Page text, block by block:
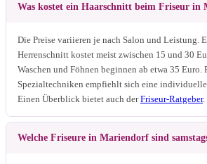
Was kostet ein Haarschnitt beim Friseur in
Die Preise variieren je nach Salon und Leistung.
Herrenschnitt kostet meist zwischen 15 und 30
Waschen und Föhnen beginnen ab etwa 35
Spezialtechniken empfiehlt sich eine individuelle
Einen Überblick bietet auch derFriseur-Ratgeber.
Welche Friseure in Mariendorf sind